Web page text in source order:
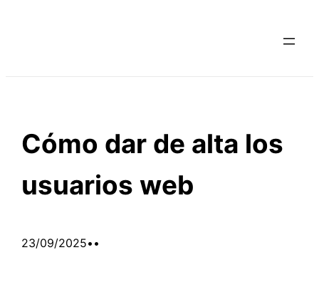
Cómo dar de alta los
usuarios web
23/09/2025• •